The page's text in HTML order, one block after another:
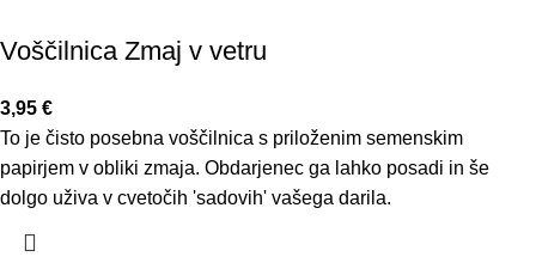
Voščilnica Zmaj v vetru
3,95 €
To je čisto posebna voščilnica s priloženim semenskim
papirjem v obliki zmaja. Obdarjenec ga lahko posadi in še
dolgo uživa v cvetočih 'sadovih' vašega darila.